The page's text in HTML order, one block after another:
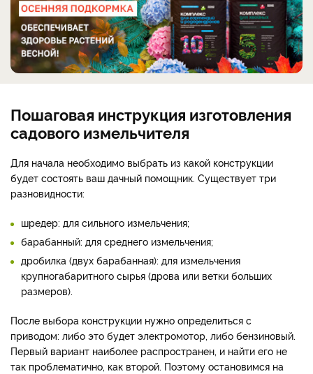
Пошаговая инструкция изготовления
садового измельчителя
Для начала необходимо выбрать из какой конструкции
будет состоять ваш дачный помощник. Существует три
разновидности:
шредер: для сильного измельчения;
барабанный: для среднего измельчения;
дробилка (двух барабанная): для измельчения
крупногабаритного сырья (дрова или ветки больших
размеров).
После выбора конструкции нужно определиться с
приводом: либо это будет электромотор, либо бензиновый.
Первый вариант наиболее распространен, и найти его не
так проблематично, как второй. Поэтому остановимся на